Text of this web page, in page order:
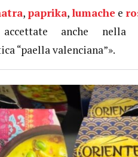
, paprika,lumache e
anche nella
“paella valenciana”».